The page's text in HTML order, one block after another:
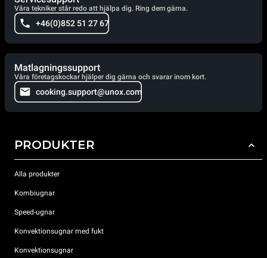
Våra tekniker står redo att hjälpa dig. Ring dem gärna.
+46(0)852 51 27 67
Matlagningssupport
Våra företagskockar hjälper dig gärna och svarar inom kort.
cooking.support@unox.com
PRODUKTER
Alla produkter
Kombiugnar
Speed-ugnar
Konvektionsugnar med fukt
Konvektionsugnar